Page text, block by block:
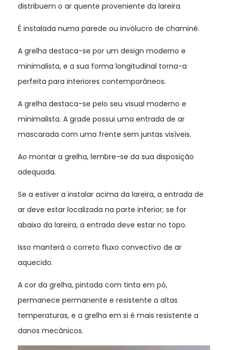
distribuem o ar quente proveniente da lareira.
É instalada numa parede ou invólucro de chaminé.
A grelha destaca-se por um design moderno e
minimalista, e a sua forma longitudinal torna-a
perfeita para interiores contemporâneos.
A grelha destaca-se pelo seu visual moderno e
minimalista. A grade possui uma entrada de ar
mascarada com uma frente sem juntas visíveis.
Ao montar a grelha, lembre-se da sua disposição
adequada.
Se a estiver a instalar acima da lareira, a entrada de
ar deve estar localizada na parte inferior; se for
abaixo da lareira, a entrada deve estar no topo.
Isso manterá o correto fluxo convectivo de ar
aquecido.
A cor da grelha, pintada com tinta em pó,
permanece permanente e resistente a altas
temperaturas, e a grelha em si é mais resistente a
danos mecânicos.